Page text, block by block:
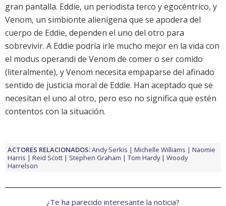
gran pantalla. Eddie, un periodista terco y egocéntrico, y
Venom, un simbionte alienígena que se apodera del
cuerpo de Eddie, dependen el uno del otro para
sobrevivir. A Eddie podría irle mucho mejor en la vida con
el modus operandi de Venom de comer o ser comido
(literalmente), y Venom necesita empaparse del afinado
sentido de justicia moral de Eddie. Han aceptado que se
necesitan el uno al otro, pero eso no significa que estén
contentos con la situación.
ACTORES RELACIONADOS:Andy Serkis Michelle Williams
Naomie
Harris
Reid Scott Stephen Graham Tom Hardy
Woody
Harrelson
¿Te ha parecido interesante la noticia?